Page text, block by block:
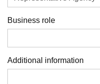
Business role
Additional information